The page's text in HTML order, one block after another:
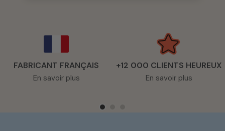
FABRICANT FRANÇAIS
En savoir plus
+12 000 CLIENTS HEUREUX
En savoir plus